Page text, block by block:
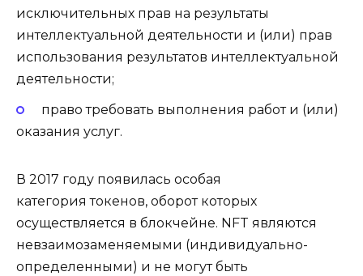
исключительных прав на результаты
интеллектуальной деятельности и (или) прав
использования результатов интеллектуальной
деятельности;
право требовать выполнения работ и (или)
оказания услуг.
В 2017 году появилась особая
категория токенов, оборот которых
осуществляется в блокчейне. NFT являются
невзаимозаменяемыми (индивидуально-
определенными) и не могут быть